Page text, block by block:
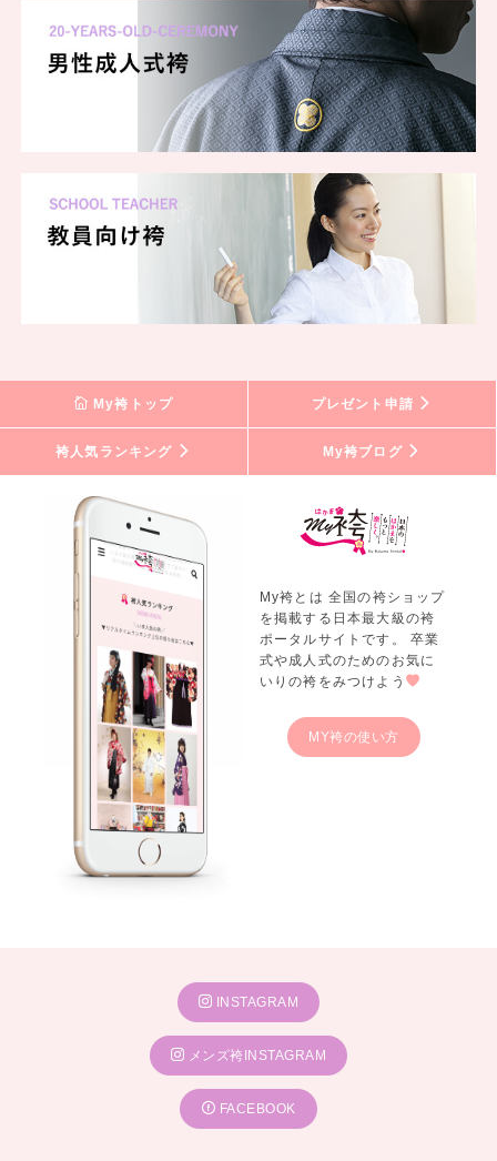
My袴トップ プレゼント申請
袴人気ランキング My袴ブログ
My袴とは 全国の袴ショップ
を掲載する日本最大級の袴
ポータルサイトです。 卒業
式や成人式のためのお気に
いりの袴をみつけよう
MY袴の使い方
INSTAGRAM
メンズ袴INSTAGRAM
FACEBOOK